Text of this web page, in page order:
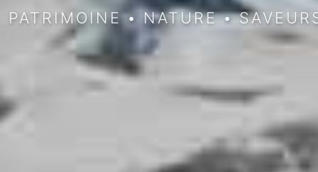
PATRIMOINE • NATURE •